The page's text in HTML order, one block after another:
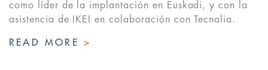
como líder de la implantación en Euskadi, y con la
asistencia de IKEI en colaboración con Tecnalia.
READ MORE >